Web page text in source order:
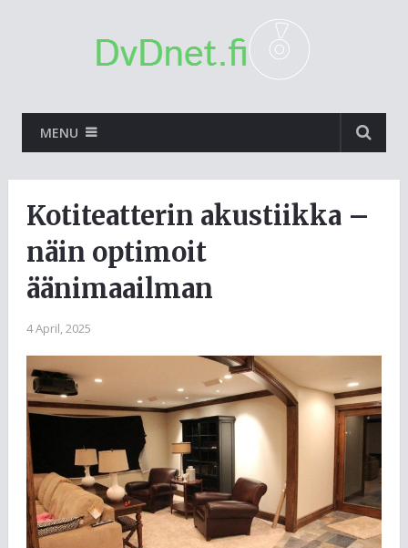
MENU
Kotiteatterin akustiikka –
näin optimoit
äänimaailman
4 April, 2025